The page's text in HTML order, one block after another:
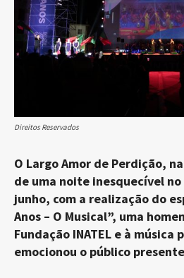
Direitos Reservados
O Largo Amor de Perdição,
de uma noite inesquecível
junho, com a realização do
Anos – O Musical”, uma
Fundação INATEL e à música
emocionou o público